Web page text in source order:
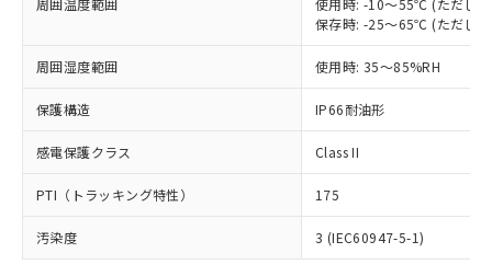
周囲温度範囲
使用時: -10～55℃ (ただし
保存時: -25～65℃ (ただし
周囲湿度範囲 使用時: 35～85%RH
保護構造 IP66耐油形
感電保護クラス Class II
PTI（トラッキング特性） 175
汚染度 3 (IEC60947-5-1)
在庫状況および標準価格照会結果は、
記載している更新日時点での社内デー
タに基づき作成されるものであり、閲
覧された時点での実際の在庫および標
準価格とは異なる場合があることをご
了承ください。
正式な納期状況および標準価格はお客
様のお取引先、またはお客様担当のオ
ムロン制御機器販売店・当社販売員に
ご相談ください。
いたものが、含有品と判明した場合などや
鉛(Pb) 1000ppm以下、 水銀(Hg) 1000ppm以下、 カド
ミウム(Cd) 100ppm以下、
六価クロム(Cr(Ⅵ)) 1000ppm以下、ポリ臭化ビフェニル
類(PBB) 1000ppm以下、ポリ臭化ジフェニルエーテル類
ルベンジル（BBP） 1000ppm以下、フタル酸ジブチル
（DBP） 1000ppm以下、フタル酸ジイソブチル
但し、RoHS指令で産業用監視および制御機器に対する
適用除外項目は除く。
基準値を超えていることを示します。
「－」：未確認です。当社販売部門へお問
い合わせください。
*中国RoHS10物質の基準値 (GB/T26572)：
Pb(鉛) :1000ppm、 Hg(水銀) : 1000ppm、 Cd(カドミウ
Cr(Ⅵ)(六価クロム) : 1000ppm、 PBBs(ポリ臭化ビフェ
ニル類) : 1000ppm、 PBDEs(ポリ臭化ジフェニルエーテ
ル類) : 1000ppm、
DBP(フタル酸ジブチル) : 1000ppm、 DIBP(フタル酸ジ
イソブチル) : 1000ppm、 BBP(フタル酸ブチルベンジ
DEHP(フタル酸ビス(2-エチルヘキシル)) : 1000ppm
当社は、これら貴社製品のうち、外国
為替および外国貿易法に定める商品
（以下｢規制貨物等」という）を輸出
または国外への提供する場合は、日本
国政府の輸出許可(または役務取引許
可)を取得するなどの必要な手続きを
とります。
当社は規制貨物を破棄する場合は、完
全に破砕するなど、違法に輸出されな
いよう必要な手段を講じます。
当社は貴社製品を、核兵器、ミサイ
一定数以上の在庫あり
一定数には満たないが在庫あり